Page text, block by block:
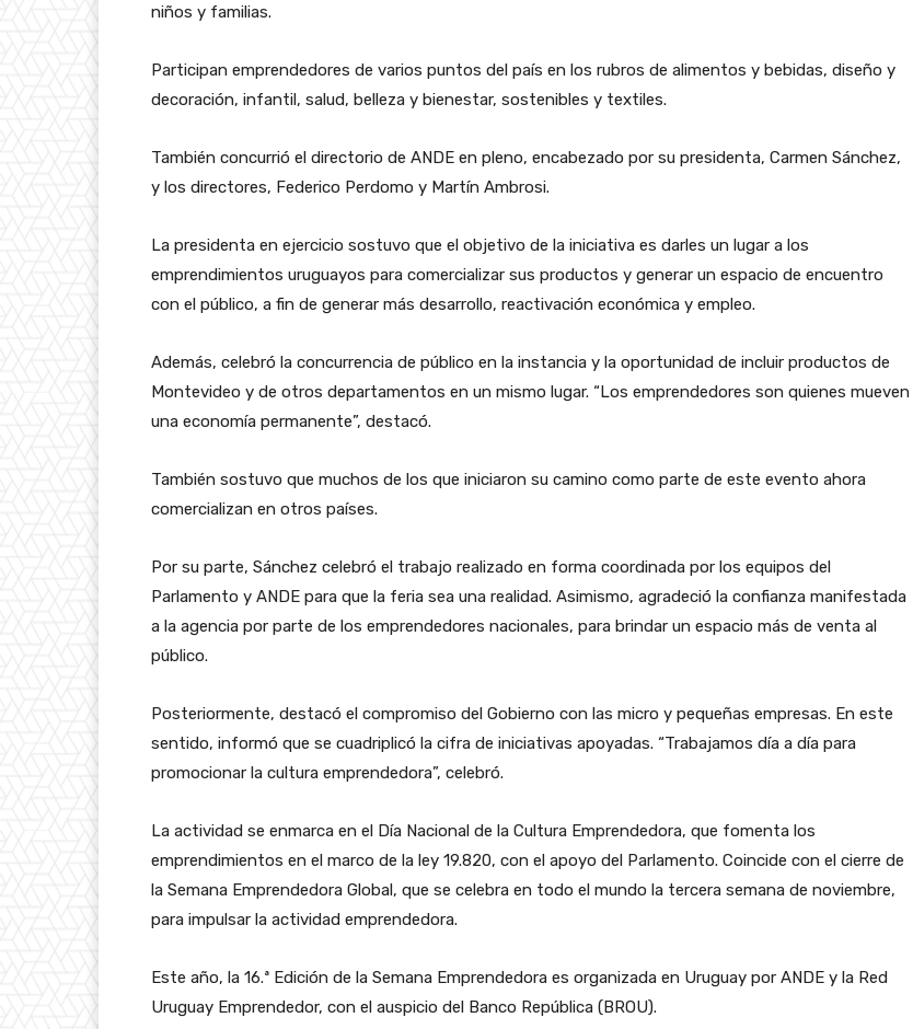
niños y familias.
Participan emprendedores de varios puntos del país en los rubros de alimentos y bebidas, diseño y
decoración, infantil, salud, belleza y bienestar, sostenibles y textiles.
También concurrió el directorio de ANDE en pleno, encabezado por su presidenta, Carmen Sánchez,
y los directores, Federico Perdomo y Martín Ambrosi.
La presidenta en ejercicio sostuvo que el objetivo de la iniciativa es darles un lugar a los
emprendimientos uruguayos para comercializar sus productos y generar un espacio de encuentro
con el público, a fin de generar más desarrollo, reactivación económica y empleo.
Además, celebró la concurrencia de público en la instancia y la oportunidad de incluir productos de
Montevideo y de otros departamentos en un mismo lugar. “Los emprendedores son quienes mueven
una economía permanente”, destacó.
También sostuvo que muchos de los que iniciaron su camino como parte de este evento ahora
comercializan en otros países.
Por su parte, Sánchez celebró el trabajo realizado en forma coordinada por los equipos del
Parlamento y ANDE para que la feria sea una realidad. Asimismo, agradeció la confianza manifestada
a la agencia por parte de los emprendedores nacionales, para brindar un espacio más de venta al
público.
Posteriormente, destacó el compromiso del Gobierno con las micro y pequeñas empresas. En este
sentido, informó que se cuadriplicó la cifra de iniciativas apoyadas. “Trabajamos día a día para
promocionar la cultura emprendedora”, celebró.
La actividad se enmarca en el Día Nacional de la Cultura Emprendedora, que fomenta los
emprendimientos en el marco de la ley 19.820, con el apoyo del Parlamento. Coincide con el cierre de
la Semana Emprendedora Global, que se celebra en todo el mundo la tercera semana de noviembre,
para impulsar la actividad emprendedora.
Este año, la 16.ª Edición de la Semana Emprendedora es organizada en Uruguay por ANDE y la Red
Uruguay Emprendedor, con el auspicio del Banco República (BROU).